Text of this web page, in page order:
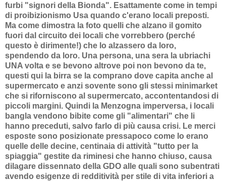
furbi "signori della Bionda". Esattamente come in tempi
di proibizionismo Usa quando c'erano locali preposti.
Ma come dimostra la foto quelli che alzano il gomito
fuori dal circuito dei locali che vorrebbero (perché
questo è dirimente!) che lo alzassero da loro,
spendendo da loro. Una persona, una sera la ubriachi
UNA volta e se bevono altrove poi non bevono da te,
questi qui la birra se la comprano dove capita anche al
supermercato e anzi sovente sono gli stessi minimarket
che si riforniscono al supermercato, accontentandosi di
piccoli margini. Quindi la Menzogna imperversa, i locali
bangla vendono bibite come gli "alimentari" che li
hanno preceduti, salvo farlo di più causa crisi. Le merci
esposte sono posizionate pressapoco come lo erano
quelle delle decine, centinaia di attività "tutto per la
spiaggia" gestite da riminesi che hanno chiuso, causa
dilagare dissennato della GDO alle quali sono subentrati
avendo esigenze di redditività per stile di vita inferiori a